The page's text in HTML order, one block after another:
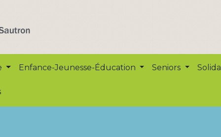
Enfance-Jeunesse-Éducation Seniors